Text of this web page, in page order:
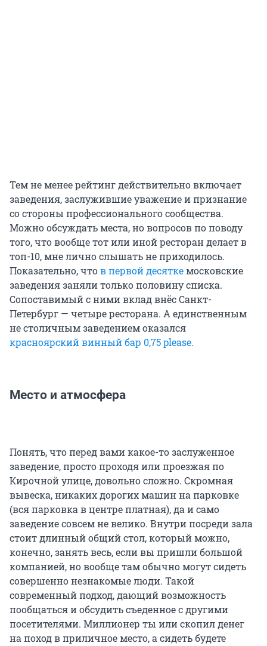
Тем не менее рейтинг действительно включает
заведения, заслужившие уважение и признание
со стороны профессионального сообщества.
Можно обсуждать места, но вопросов по поводу
того, что вообще тот или иной ресторан делает в
топ-10, мне лично слышать не приходилось.
Показательно, чтов первой десяткемосковские
заведения заняли только половину списка.
Сопоставимый с ними вклад внёс Санкт-
Петербург — четыре ресторана. А единственным
не столичным заведением оказался
красноярский винный бар 0,75 please.
Место и атмосфера
Понять, что перед вами какое-то заслуженное
заведение, просто проходя или проезжая по
Кирочной улице, довольно сложно. Скромная
вывеска, никаких дорогих машин на парковке
(вся парковка в центре платная), да и само
заведение совсем не велико. Внутри посреди зала
стоит длинный общий стол, который можно,
конечно, занять весь, если вы пришли большой
компанией, но вообще там обычно могут сидеть
совершенно незнакомые люди. Такой
современный подход, дающий возможность
пообщаться и обсудить съеденное с другими
посетителями. Миллионер ты или скопил денег
на поход в приличное место, а сидеть будете